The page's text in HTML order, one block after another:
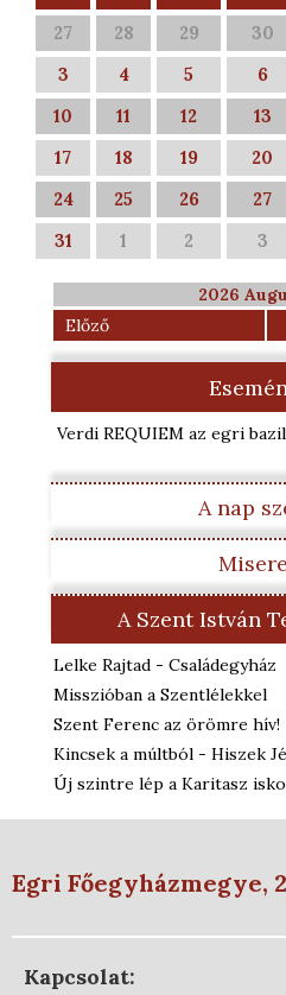
27 28 29 30
3
4 5 6
10
11 12 13
17
18 19 20
24
25 26 27
31
1 2 3
2026
Előző
Verdi REQUIEM az egri
A nap
A Szent István
Lelke Rajtad - Családegyház
Misszióban a Szentlélekkel
Szent Ferenc az örömre hív!
Kincsek a múltból - Hiszek
Új szintre lép a Karitasz
Egri Főegyházmegye,
Kapcsolat: